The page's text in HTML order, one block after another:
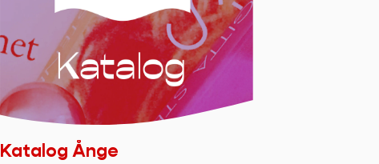
Katalog Ånge